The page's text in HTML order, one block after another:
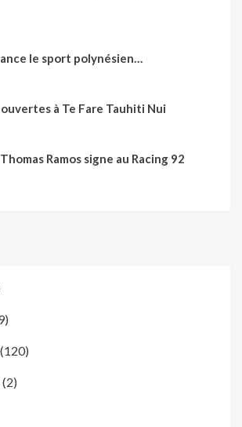
le sport polynésien…
à Te Fare Tauhiti Nui
Ramos signe au Racing 92
(120)
(2)